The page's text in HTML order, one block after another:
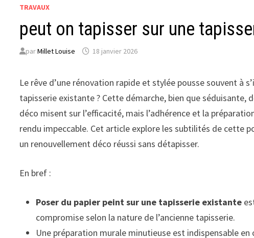
TRAVAUX
peut on tapisser sur une
parMillet Louise 18 janvier 2026
Le rêve d’une rénovation rapide et stylée pousse souvent à
tapisserie existante ? Cette démarche, bien que
déco misent sur l’efficacité, mais l’adhérence et la
rendu impeccable. Cet article explore les subtilités de cette
un renouvellement déco réussi sans détapisser.
En bref :
Poser du papier peint sur une tapisserie existante
compromise selon la nature de l’ancienne tapisserie.
Une préparation murale minutieuse est indispensable